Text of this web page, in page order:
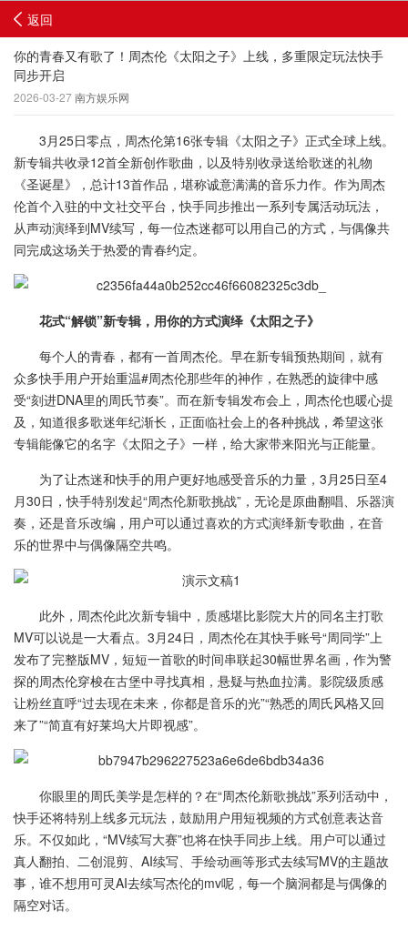
返回
你的青春又有歌了！周杰伦《太阳之子》上线，多重限定玩法快手
同步开启
2026-03-27南方娱乐网
3月25日零点，周杰伦第16张专辑《太阳之子》正式全球上线。
新专辑共收录12首全新创作歌曲，以及特别收录送给歌迷的礼物
《圣诞星》，总计13首作品，堪称诚意满满的音乐力作。作为周杰
伦首个入驻的中文社交平台，快手同步推出一系列专属活动玩法，
从声动演绎到MV续写，每一位杰迷都可以用自己的方式，与偶像共
同完成这场关于热爱的青春约定。
花式“解锁”新专辑，用你的方式演绎《太阳之子》
每个人的青春，都有一首周杰伦。早在新专辑预热期间，就有
众多快手用户开始重温#周杰伦那些年的神作，在熟悉的旋律中感
受“刻进DNA里的周氏节奏”。而在新专辑发布会上，周杰伦也暖心提
及，知道很多歌迷年纪渐长，正面临社会上的各种挑战，希望这张
专辑能像它的名字《太阳之子》一样，给大家带来阳光与正能量。
为了让杰迷和快手的用户更好地感受音乐的力量，3月25日至4
月30日，快手特别发起“周杰伦新歌挑战”，无论是原曲翻唱、乐器演
奏，还是音乐改编，用户可以通过喜欢的方式演绎新专歌曲，在音
乐的世界中与偶像隔空共鸣。
此外，周杰伦此次新专辑中，质感堪比影院大片的同名主打歌
MV可以说是一大看点。3月24日，周杰伦在其快手账号“周同学”上
发布了完整版MV，短短一首歌的时间串联起30幅世界名画，作为警
探的周杰伦穿梭在古堡中寻找真相，悬疑与热血拉满。影院级质感
让粉丝直呼“过去现在未来，你都是音乐的光”“熟悉的周氏风格又回
来了”“简直有好莱坞大片即视感”。
你眼里的周氏美学是怎样的？在“周杰伦新歌挑战”系列活动中，
快手还将特别上线多元玩法，鼓励用户用短视频的方式创意表达音
乐。不仅如此，“MV续写大赛”也将在快手同步上线。用户可以通过
真人翻拍、二创混剪、AI续写、手绘动画等形式去续写MV的主题故
事，谁不想用可灵AI去续写杰伦的mv呢，每一个脑洞都是与偶像的
隔空对话。